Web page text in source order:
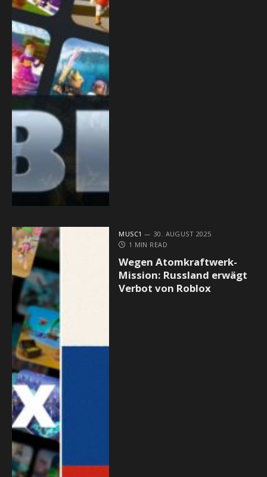
MUSC1
30. AUGUST 2025
1 MIN READ
Wegen Atomkraftwerk-
Mission: Russland erwägt
Verbot von Roblox